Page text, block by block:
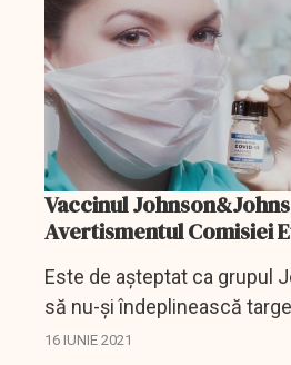
Vaccinul
Avertismentul Comisiei
Este de aşteptat ca grupul
să nu-şi îndeplinească
vaccin anti-COVID-19 în
16 IUNIE 2021